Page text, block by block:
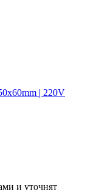
| 220V
и уточнят